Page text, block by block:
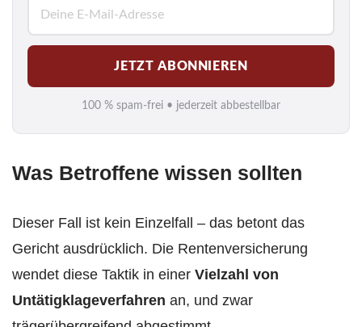
M
a
i
l
*
JETZT ABONNIEREN
100 % spam-frei • jederzeit abbestellbar
Was Betroffene wissen sollten
Dieser Fall ist kein Einzelfall – das betont das
Gericht ausdrücklich. Die Rentenversicherung
wendet diese Taktik in einer Vielzahl von
Untätigklageverfahren an, und zwar